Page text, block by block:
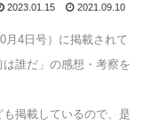
2023.01.15 2021.09.10
月4日号）に掲載されて
誰だ」の感想・考察を
掲載しているので、是